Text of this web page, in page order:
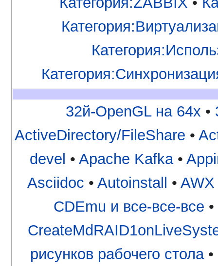
32й-OpenGL на 64x •
ActiveDirectory/FileShare •
devel • Apache Kafka•
Asciidoc • Autoinstall • AWX
CDEmu и все-все-все •
рисунков рабочего стола•